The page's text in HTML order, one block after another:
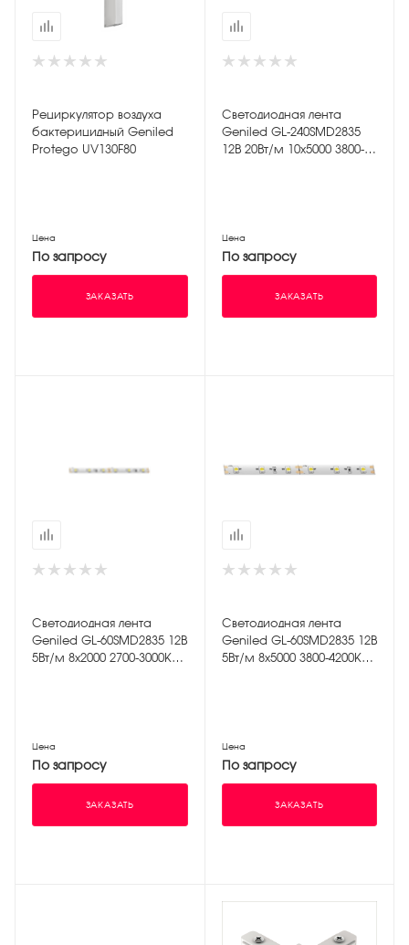
Рециркулятор воздуха
бактерицидный Geniled
Protego UV130F80
Цена
По запросу
ЗАКАЗАТЬ
Светодиодная лента
Geniled GL-240SMD2835
12В 20Вт/м 10х5000 3800-
Цена
По запросу
ЗАКАЗАТЬ
Светодиодная лента
Geniled GL-60SMD2835 12В
5Вт/м 8х2000 2700-3000К
Цена
По запросу
ЗАКАЗАТЬ
Светодиодная лента
Geniled GL-60SMD2835 12В
5Вт/м 8х5000 3800-4200К
Цена
По запросу
ЗАКАЗАТЬ